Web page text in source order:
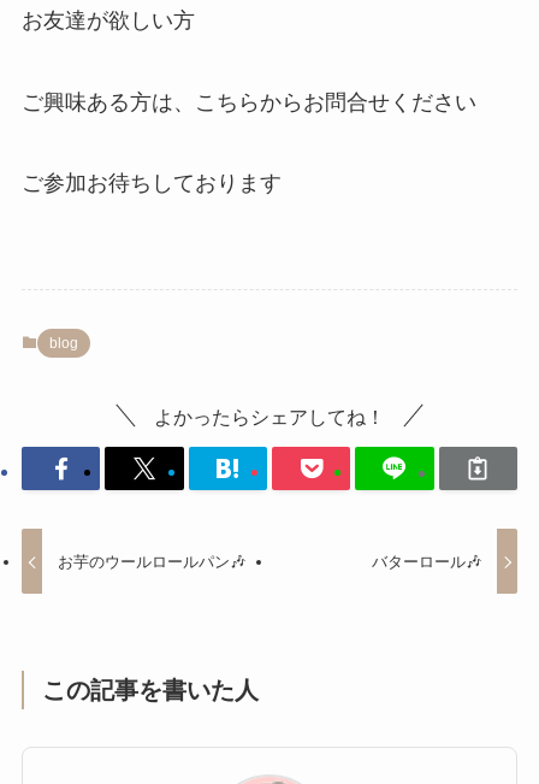
お友達が欲しい方
ご興味ある方は、 こちらからお問合せください
ご参加お待ちしております
blog
よかったらシェアしてね！
お芋のウールロールパン🎶 バターロール🎶
この記事を書いた人